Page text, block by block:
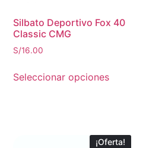
Silbato Deportivo Fox 40
Classic CMG
S/16.00
Seleccionar opciones
¡Oferta!